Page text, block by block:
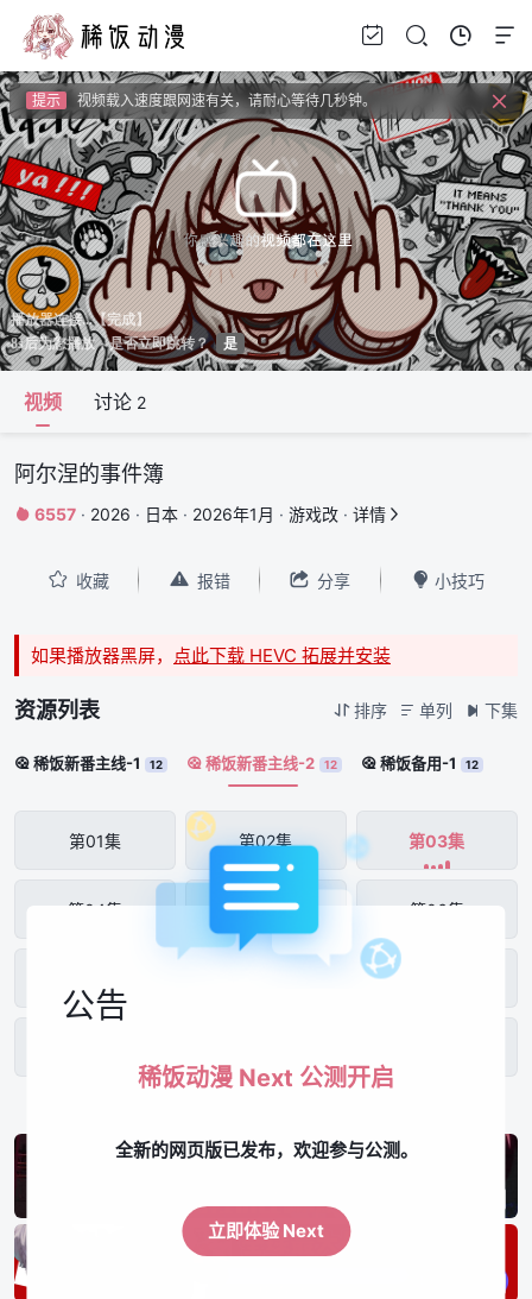
提示
如果无法播放请安装HEVC拓展，具体请百度
提示
提示
视频载入速度跟网速有关，请耐心等待几秒钟。
提示
如果无法播放请安装HEVC拓展，具体请百度
视频 讨论 2
阿尔涅的事件簿
 6557 · 2026 · 日本 · 2026年1月 · 游戏改 · 详情 
 收藏  报错  分享  小技巧
如果播放器黑屏， 点此下载 HEVC 拓展并安装
资源列表  排序  单列  下集
 稀饭新番主线-1 12  稀饭新番主线-2 12  稀饭备用-1 12
第01集 第02集 第03集
第04集 第05集 第06集
公告
稀饭动漫 Next 公测开启
全新的网页版已发布，欢迎参与公测。
立即体验 Next